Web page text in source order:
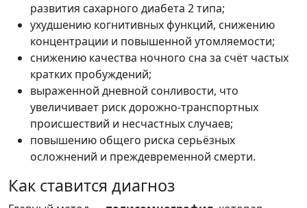
развития сахарного диабета 2 типа;
ухудшению когнитивных функций, снижению
концентрации и повышенной утомляемости;
снижению качества ночного сна за счёт частых
кратких пробуждений;
выраженной дневной сонливости, что
увеличивает риск дорожно-транспортных
происшествий и несчастных случаев;
повышению общего риска серьёзных
осложнений и преждевременной смерти.
Как ставится диагноз